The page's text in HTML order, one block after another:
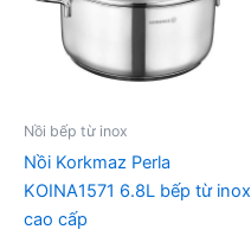
Nồi bếp từ inox
Nồi Korkmaz Perla
KOINA1571 6.8L bếp từ inox
cao cấp